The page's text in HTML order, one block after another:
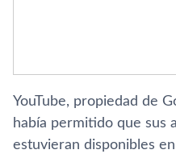
YouTube, propiedad de
había permitido que sus
estuvieran disponibles en